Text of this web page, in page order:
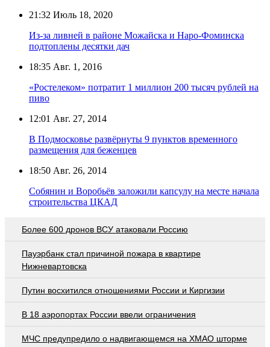
21:32 Июль 18, 2020
Из-за ливней в районе Можайска и Наро-Фоминска
подтоплены десятки дач
18:35 Авг. 1, 2016
«Ростелеком» потратит 1 миллион 200 тысяч рублей на
пиво
12:01 Авг. 27, 2014
В Подмосковье развёрнуты 9 пунктов временного
размещения для беженцев
18:50 Авг. 26, 2014
Собянин и Воробьёв заложили капсулу на месте начала
строительства ЦКАД
Более 600 дронов ВСУ атаковали Россию
Пауэрбанк стал причиной пожара в квартире
Нижневартовска
Путин восхитился отношениями России и Киргизии
В 18 аэропортах России ввели ограничения
МЧС предупредило о надвигающемся на ХМАО шторме